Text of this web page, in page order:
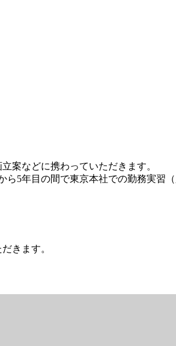
案などに携わっていただきます。
5年目の間で東京本社での勤務実習
きます。